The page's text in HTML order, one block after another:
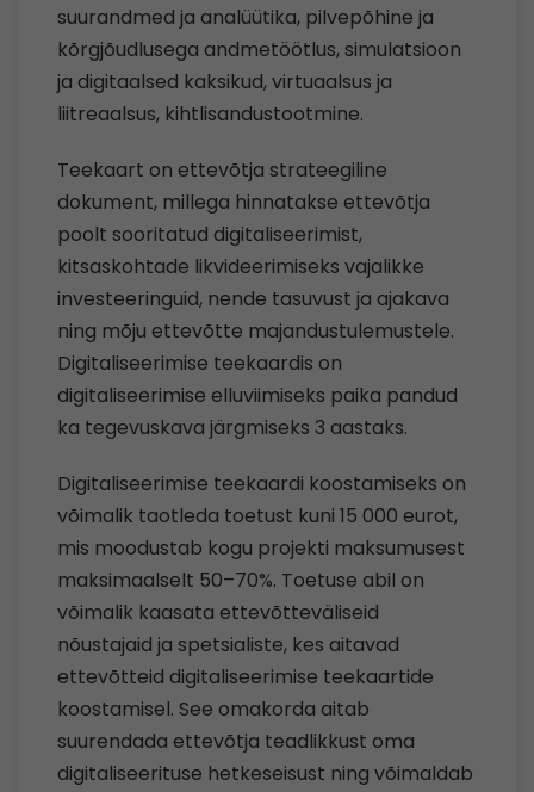
suurandmed ja analüütika, pilvepõhine ja
kõrgjõudlusega andmetöötlus, simulatsioon
ja digitaalsed kaksikud, virtuaalsus ja
liitreaalsus, kihtlisandustootmine.
Teekaart on ettevõtja strateegiline
dokument, millega hinnatakse ettevõtja
poolt sooritatud digitaliseerimist,
kitsaskohtade likvideerimiseks vajalikke
investeeringuid, nende tasuvust ja ajakava
ning mõju ettevõtte majandustulemustele.
Digitaliseerimise teekaardis on
digitaliseerimise elluviimiseks paika pandud
ka tegevuskava järgmiseks 3 aastaks.
Digitaliseerimise teekaardi koostamiseks on
võimalik taotleda toetust kuni 15 000 eurot,
mis moodustab kogu projekti maksumusest
maksimaalselt 50–70%. Toetuse abil on
võimalik kaasata ettevõtteväliseid
nõustajaid ja spetsialiste, kes aitavad
ettevõtteid digitaliseerimise teekaartide
koostamisel. See omakorda aitab
suurendada ettevõtja teadlikkust oma
digitaliseerituse hetkeseisust ning võimaldab